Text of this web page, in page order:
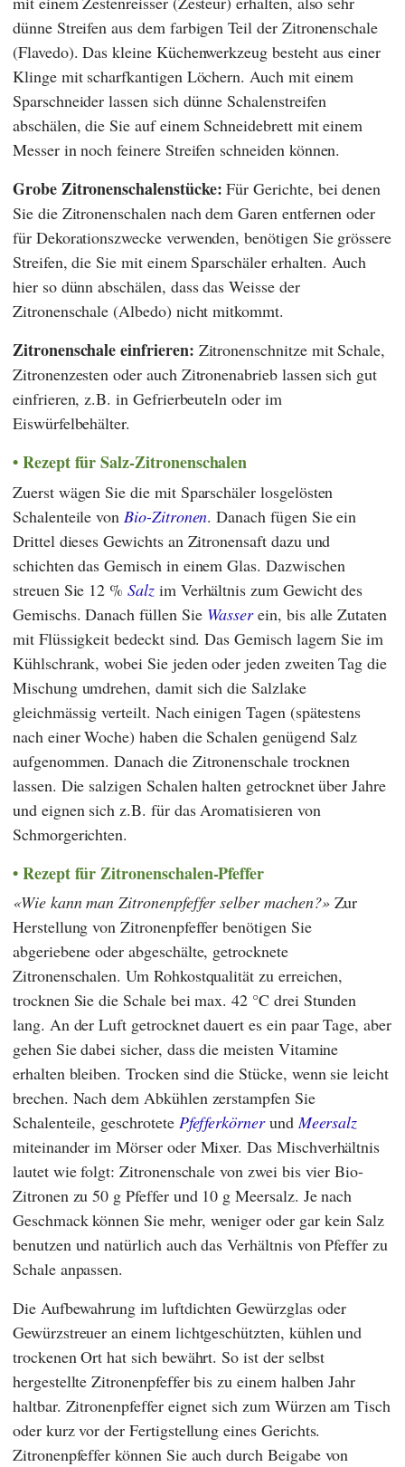
dünne Streifen aus dem farbigen Teil der Zitronenschale
(Flavedo). Das kleine Küchenwerkzeug besteht aus einer
Klinge mit scharfkantigen Löchern. Auch mit einem
Sparschneider lassen sich dünne Schalenstreifen
abschälen, die Sie auf einem Schneidebrett mit einem
Messer in noch feinere Streifen schneiden können.
Grobe Zitronenschalenstücke: Für Gerichte, bei denen
Sie die Zitronenschalen nach dem Garen entfernen oder
für Dekorationszwecke verwenden, benötigen Sie grössere
Streifen, die Sie mit einem Sparschäler erhalten. Auch
hier so dünn abschälen, dass das Weisse der
Zitronenschale (Albedo) nicht mitkommt.
Zitronenschale einfrieren: Zitronenschnitze mit Schale,
Zitronenzesten oder auch Zitronenabrieb lassen sich gut
einfrieren, z.B. in Gefrierbeuteln oder im
Eiswürfelbehälter.
Rezept für Salz-Zitronenschalen
Zuerst wägen Sie die mit Sparschäler losgelösten
Schalenteile von Bio-Zitronen. Danach fügen Sie ein
Drittel dieses Gewichts an Zitronensaft dazu und
schichten das Gemisch in einem Glas. Dazwischen
streuen Sie 12 %Salzim Verhältnis zum Gewicht des
Gemischs. Danach füllen Sie Wasserein, bis alle Zutaten
mit Flüssigkeit bedeckt sind. Das Gemisch lagern Sie im
Kühlschrank, wobei Sie jeden oder jeden zweiten Tag die
Mischung umdrehen, damit sich die Salzlake
gleichmässig verteilt. Nach einigen Tagen (spätestens
nach einer Woche) haben die Schalen genügend Salz
aufgenommen. Danach die Zitronenschale trocknen
lassen. Die salzigen Schalen halten getrocknet über Jahre
und eignen sich z.B. für das Aromatisieren von
Schmorgerichten.
Rezept für Zitronenschalen-Pfeffer
Wie kann man Zitronenpfeffer selber machen? Zur
Herstellung von Zitronenpfeffer benötigen Sie
abgeriebene oder abgeschälte, getrocknete
Zitronenschalen. Um Rohkostqualität zu erreichen,
trocknen Sie die Schale bei max. 42 °C drei Stunden
lang. An der Luft getrocknet dauert es ein paar Tage, aber
gehen Sie dabei sicher, dass die meisten Vitamine
erhalten bleiben. Trocken sind die Stücke, wenn sie leicht
brechen. Nach dem Abkühlen zerstampfen Sie
Schalenteile, geschrotete PfefferkörnerundMeersalz
miteinander im Mörser oder Mixer. Das Mischverhältnis
lautet wie folgt: Zitronenschale von zwei bis vier Bio-
Zitronen zu 50 g Pfeffer und 10 g Meersalz. Je nach
Geschmack können Sie mehr, weniger oder gar kein Salz
benutzen und natürlich auch das Verhältnis von Pfeffer zu
Schale anpassen.
Die Aufbewahrung im luftdichten Gewürzglas oder
Gewürzstreuer an einem lichtgeschützten, kühlen und
trockenen Ort hat sich bewährt. So ist der selbst
hergestellte Zitronenpfeffer bis zu einem halben Jahr
haltbar. Zitronenpfeffer eignet sich zum Würzen am Tisch
oder kurz vor der Fertigstellung eines Gerichts.
Zitronenpfeffer können Sie auch durch Beigabe von